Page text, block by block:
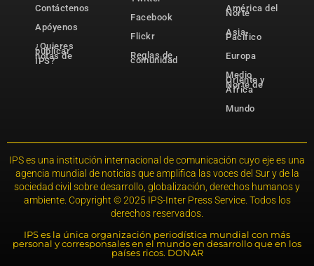
Contáctenos
Apóyenos
¿Quieres
publicar
notas de
IPS?
Facebook
Flickr
Reglas de
comunidad
América del
Norte
Asia-
Pacífico
Europa
Medio
Oriente y
Norte de
África
Mundo
IPS es una institución internacional de comunicación cuyo eje es una
agencia mundial de noticias que amplifica las voces del Sur y de la
sociedad civil sobre desarrollo, globalización, derechos humanos y
ambiente. Copyright © 2025 IPS-Inter Press Service. Todos los
derechos reservados.
IPS es la única organización periodística mundial con más
personal y corresponsales en el mundo en desarrollo que en los
países ricos. DONAR